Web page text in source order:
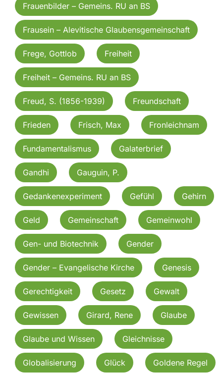
Frauenbilder – Gemeins. RU an BS
Frausein – Alevitische Glaubensgemeinschaft
Frege, Gottlob Freiheit
Freiheit – Gemeins. RU an BS
Freud, S. (1856-1939) Freundschaft
Frieden Frisch, Max Fronleichnam
Fundamentalismus Galaterbrief
Gandhi Gauguin, P.
Gedankenexperiment Gefühl Gehirn
Geld Gemeinschaft Gemeinwohl
Gen- und Biotechnik Gender
Gender – Evangelische Kirche Genesis
Gerechtigkeit Gesetz Gewalt
Gewissen Girard, Rene Glaube
Glaube und Wissen Gleichnisse
Globalisierung Glück Goldene Regel